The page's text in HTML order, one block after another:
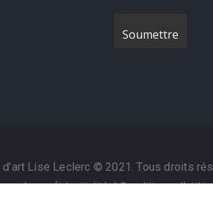
d’art Lise Leclerc © 2021. Tous droits
de confidentialité/Conditions